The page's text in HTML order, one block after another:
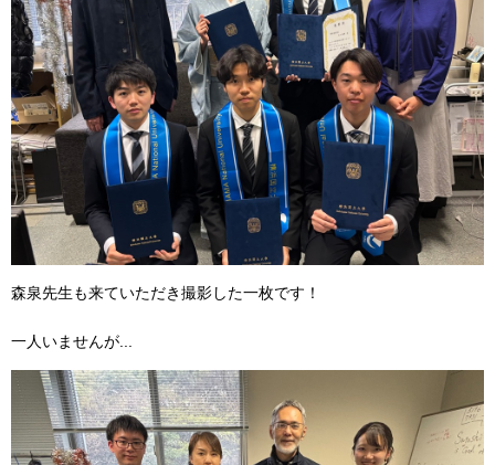
森泉先生も来ていただき撮影した一枚です！
一人いませんが...